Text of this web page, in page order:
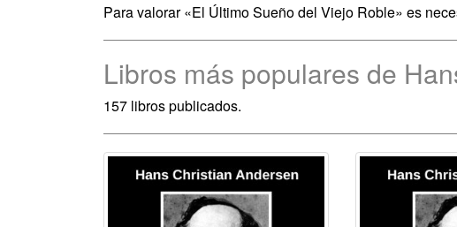
Para valorar «El Último Sueño del Viejo Roble» es
Libros más populares de
157 libros publicados.